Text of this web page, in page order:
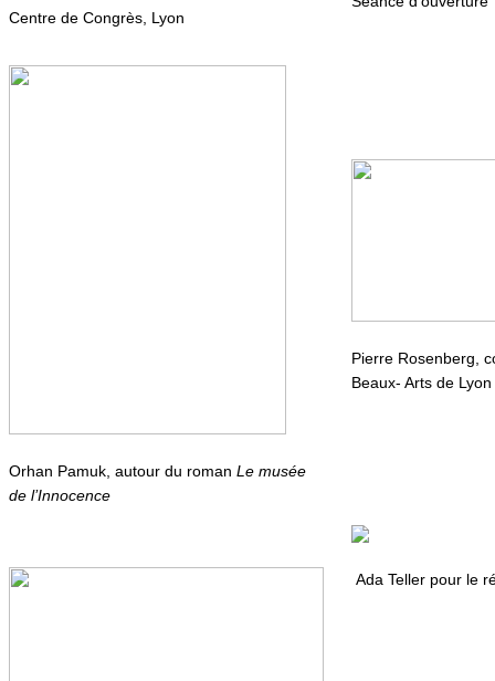
Centre de Congrès, Lyon
Orhan Pamuk, autour du roman Le musée
de l’Innocence
Pierre Rosenberg,
Beaux- Arts de Lyon
Ada Teller pour le